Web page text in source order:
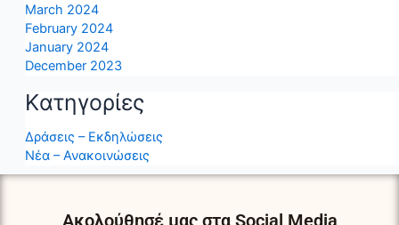
March 2024
February 2024
January 2024
December 2023
Kατηγορίες
Δράσεις – Εκδηλώσεις
Νέα – Ανακοινώσεις
Ακολούθησέ μας στα Social Media